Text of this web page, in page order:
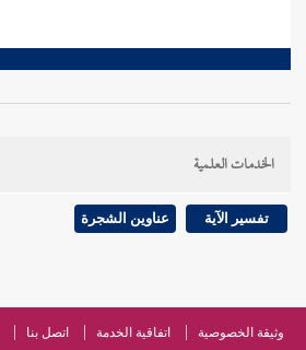
الخدمات العلمية
تفسير الآية عناوين الشجرة
وثيقة الخصوصية اتفاقية الخدمة اتصل بنا